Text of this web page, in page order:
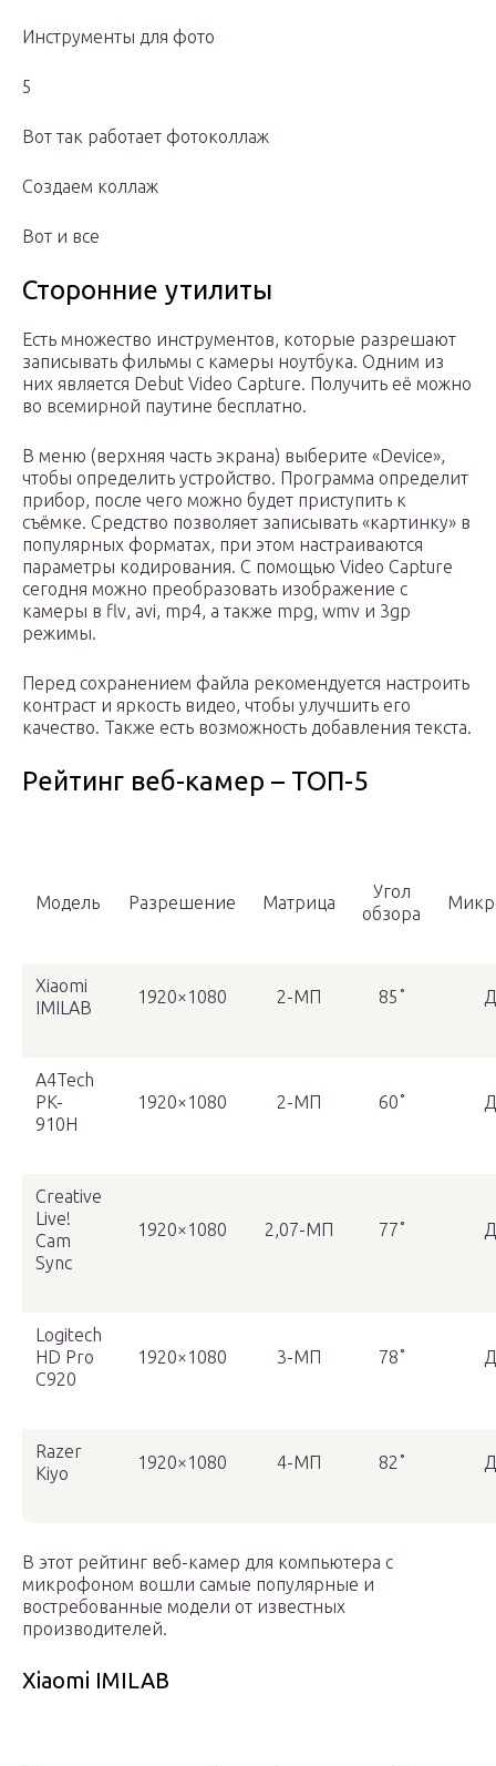
Инструменты для фото
5
Вот так работает фотоколлаж
Создаем коллаж
Вот и все
Сторонние утилиты
Есть множество инструментов, которые разрешают
записывать фильмы с камеры ноутбука. Одним из
них является Debut Video Capture. Получить её можно
во всемирной паутине бесплатно.
В меню (верхняя часть экрана) выберите «Device»,
чтобы определить устройство. Программа определит
прибор, после чего можно будет приступить к
съёмке. Средство позволяет записывать «картинку» в
популярных форматах, при этом настраиваются
параметры кодирования. С помощью Video Capture
сегодня можно преобразовать изображение с
камеры в flv, avi, mp4, а также mpg, wmv и 3gp
режимы.
Перед сохранением файла рекомендуется настроить
контраст и яркость видео, чтобы улучшить его
качество. Также есть возможность добавления текста.
Рейтинг веб-камер – ТОП-5
Модель Разрешение Матрица
Угол
обзора
Xiaomi
IMILAB
1920×1080 2-МП 85˚
A4Tech
PK-
910H
1920×1080 2-МП 60˚
Creative
Live!
Cam
Sync
1920×1080 2,07-МП 77˚
Logitech
HD Pro
C920
1920×1080 3-МП 78˚
Razer
Kiyo
1920×1080 4-МП 82˚
В этот рейтинг веб-камер для компьютера с
микрофоном вошли самые популярные и
востребованные модели от известных
производителей.
Xiaomi IMILAB